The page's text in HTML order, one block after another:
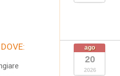
ago
20
2026